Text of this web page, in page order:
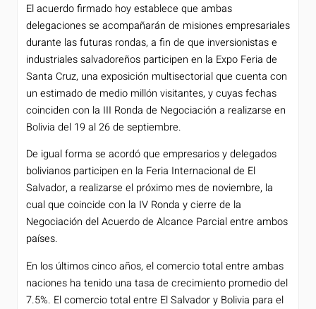
El acuerdo firmado hoy establece que ambas
delegaciones se acompañarán de misiones empresariales
durante las futuras rondas, a fin de que inversionistas e
industriales salvadoreños participen en la Expo Feria de
Santa Cruz, una exposición multisectorial que cuenta con
un estimado de medio millón visitantes, y cuyas fechas
coinciden con la III Ronda de Negociación a realizarse en
Bolivia del 19 al 26 de septiembre.
De igual forma se acordó que empresarios y delegados
bolivianos participen en la Feria Internacional de El
Salvador, a realizarse el próximo mes de noviembre, la
cual que coincide con la IV Ronda y cierre de la
Negociación del Acuerdo de Alcance Parcial entre ambos
países.
En los últimos cinco años, el comercio total entre ambas
naciones ha tenido una tasa de crecimiento promedio del
7.5%. El comercio total entre El Salvador y Bolivia para el